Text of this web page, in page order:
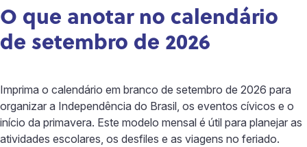
O que anotar no calendário
de setembro de 2026
Imprima o calendário em branco de setembro de 2026 para
organizar a Independência do Brasil, os eventos cívicos e o
início da primavera. Este modelo mensal é útil para planejar as
atividades escolares, os desfiles e as viagens no feriado.